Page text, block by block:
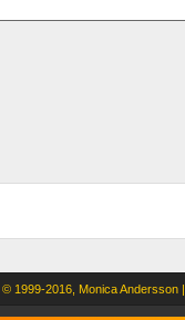
© 1999-2016, Monica Andersson |